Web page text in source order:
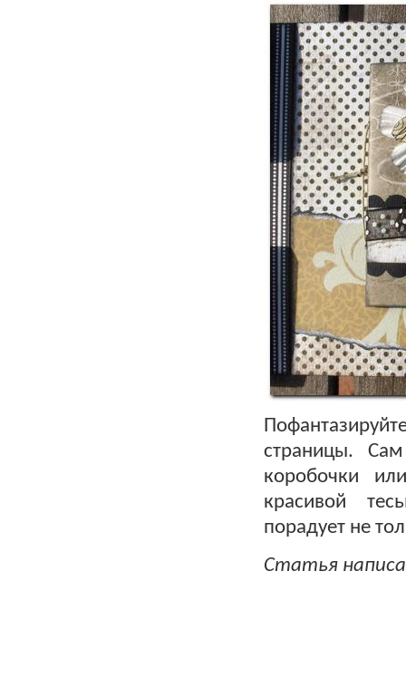
страницы.
коробочки
красивой
порадует не
Статья